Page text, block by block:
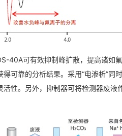
40A可有效抑制峰扩散，提高诸如
得可靠的分析结果。采用“电渗析”同
活性。另外，抑制器可将检测器废